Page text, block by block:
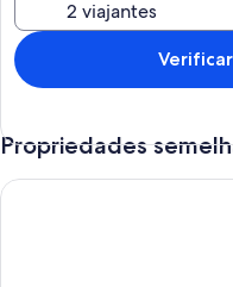
Propriedades
Vila do Porto Resort, Porto